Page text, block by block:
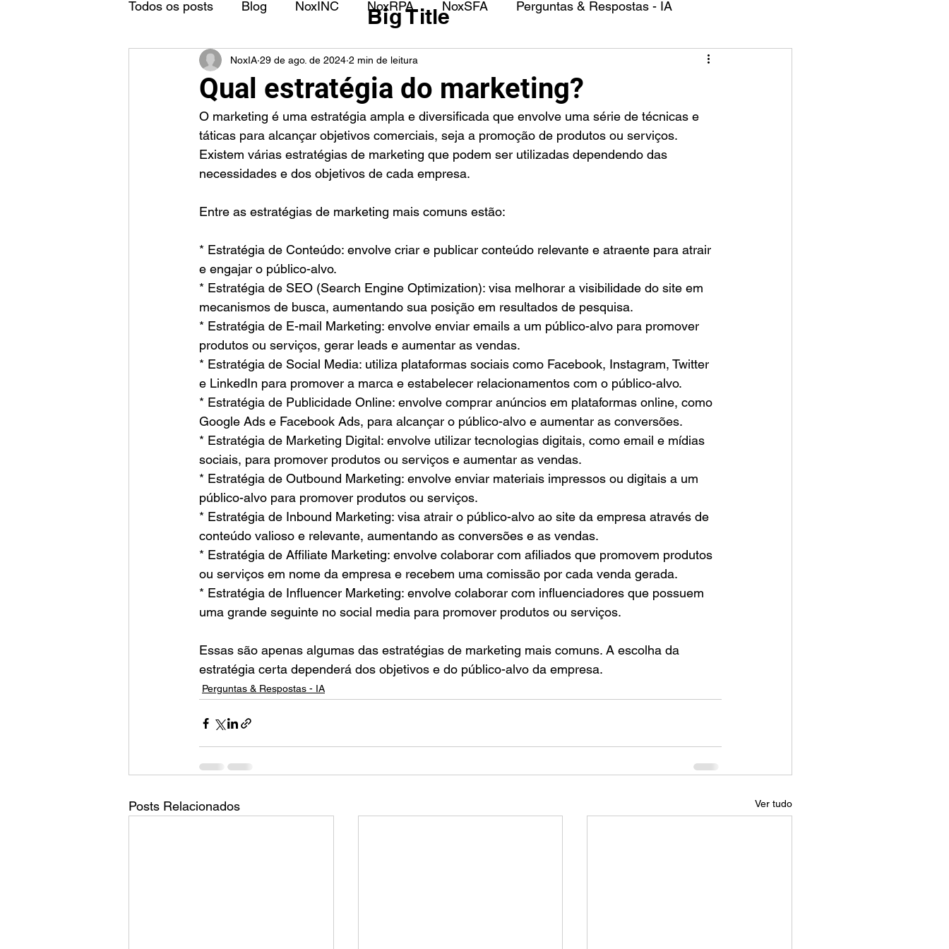
Todos os posts Blog NoxINC NoxRPA NoxSFA Perguntas & Respostas - IA
Qual estratégia do marketing?
NoxIA 29 de ago. de 2024 2 min de leitura
O marketing é uma estratégia ampla e diversificada que envolve uma série de técnicas e
táticas para alcançar objetivos comerciais, seja a promoção de produtos ou serviços.
Existem várias estratégias de marketing que podem ser utilizadas dependendo das
necessidades e dos objetivos de cada empresa.
Entre as estratégias de marketing mais comuns estão:
* Estratégia de Conteúdo: envolve criar e publicar conteúdo relevante e atraente para atrair
e engajar o público-alvo.
* Estratégia de SEO (Search Engine Optimization): visa melhorar a visibilidade do site em
mecanismos de busca, aumentando sua posição em resultados de pesquisa.
* Estratégia de E-mail Marketing: envolve enviar emails a um público-alvo para promover
produtos ou serviços, gerar leads e aumentar as vendas.
* Estratégia de Social Media: utiliza plataformas sociais como Facebook, Instagram, Twitter
e LinkedIn para promover a marca e estabelecer relacionamentos com o público-alvo.
* Estratégia de Publicidade Online: envolve comprar anúncios em plataformas online, como
Google Ads e Facebook Ads, para alcançar o público-alvo e aumentar as conversões.
* Estratégia de Marketing Digital: envolve utilizar tecnologias digitais, como email e mídias
sociais, para promover produtos ou serviços e aumentar as vendas.
* Estratégia de Outbound Marketing: envolve enviar materiais impressos ou digitais a um
público-alvo para promover produtos ou serviços.
* Estratégia de Inbound Marketing: visa atrair o público-alvo ao site da empresa através de
conteúdo valioso e relevante, aumentando as conversões e as vendas.
* Estratégia de Affiliate Marketing: envolve colaborar com afiliados que promovem produtos
ou serviços em nome da empresa e recebem uma comissão por cada venda gerada.
* Estratégia de Influencer Marketing: envolve colaborar com influenciadores que possuem
uma grande seguinte no social media para promover produtos ou serviços.
Essas são apenas algumas das estratégias de marketing mais comuns. A escolha da
estratégia certa dependerá dos objetivos e do público-alvo da empresa.
Perguntas & Respostas - IA
Posts Relacionados Ver tudo
Big Title